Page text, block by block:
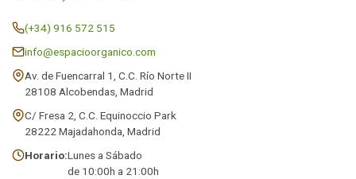
(+34) 916 572 515
info@espacioorganico.com
Av. de Fuencarral 1, C.C. Río Norte II
28108 Alcobendas, Madrid
C/ Fresa 2, C.C. Equinoccio Park
28222 Majadahonda, Madrid
Horario:Lunes a Sábado
de 10:00h a 21:00h